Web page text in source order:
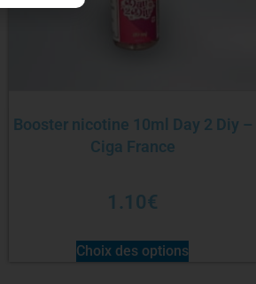
Booster nicotine 10ml Day 2 Diy –
Ciga France
1.10€
Choix des options